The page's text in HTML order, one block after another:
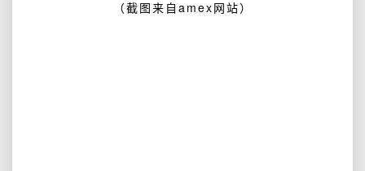
（截图来自amex网站）